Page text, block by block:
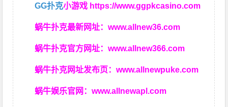
GG扑克小游戏 https://www.ggpkcasino.com
蜗牛扑克最新网址：www.allnew36.com
蜗牛扑克官方网址：www.allnew366.com
蜗牛扑克网址发布页：www.allnewpuke.com
蜗牛娱乐官网：www.allnewapl.com